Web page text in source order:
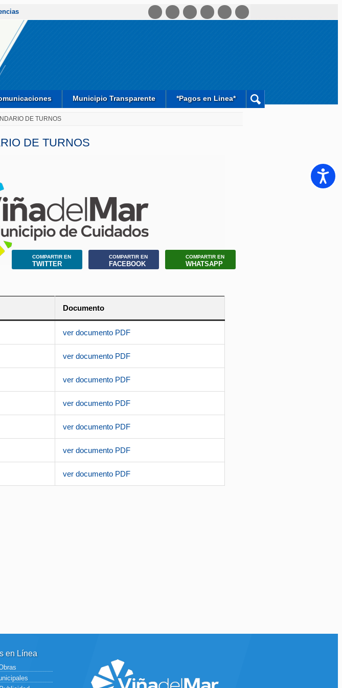
Municipio Transparente *Pagos en Linea*
DE TURNOS
DE TURNOS
COMPARTIR EN
TWITTER
COMPARTIR EN
FACEBOOK
COMPARTIR EN
WHATSAPP
Documento
ver documento PDF
ver documento PDF
ver documento PDF
ver documento PDF
ver documento PDF
ver documento PDF
ver documento PDF
en Línea